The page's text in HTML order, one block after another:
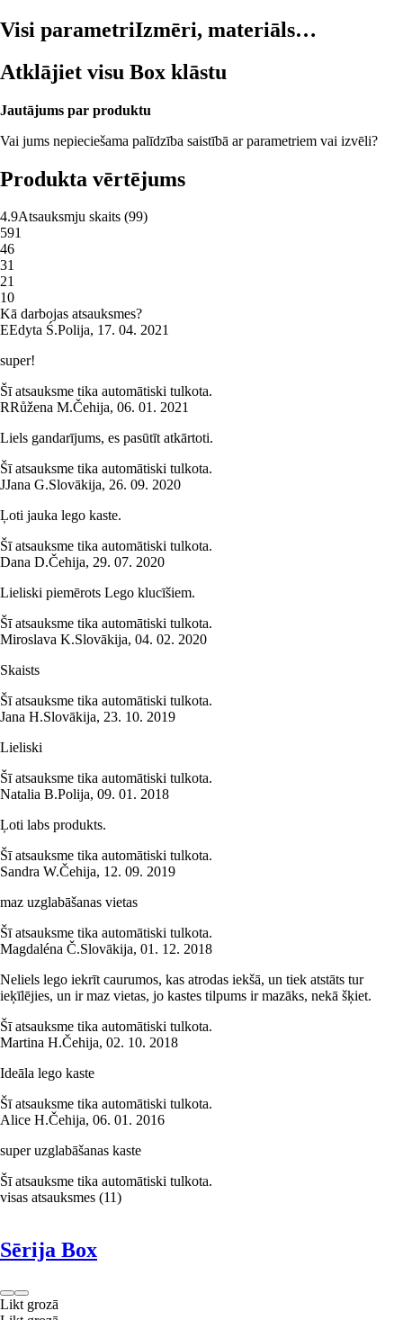
Visi parametriIzmēri, materiāls…
Atklājiet visu Box klāstu
Jautājums par produktu
Vai jums nepieciešama palīdzība saistībā ar parametriem vai izvēli?
Produkta vērtējums
4.9Atsauksmju skaits (99)
591
46
31
21
10
Kā darbojas atsauksmes?
EEdyta Ś.Polija, 17. 04. 2021
super!
Šī atsauksme tika automātiski tulkota.
RRůžena M.Čehija, 06. 01. 2021
Liels gandarījums, es pasūtīt atkārtoti.
Šī atsauksme tika automātiski tulkota.
JJana G.Slovākija, 26. 09. 2020
Ļoti jauka lego kaste.
Šī atsauksme tika automātiski tulkota.
Dana D.Čehija, 29. 07. 2020
Lieliski piemērots Lego klucīšiem.
Šī atsauksme tika automātiski tulkota.
Miroslava K.Slovākija, 04. 02. 2020
Skaists
Šī atsauksme tika automātiski tulkota.
Jana H.Slovākija, 23. 10. 2019
Lieliski
Šī atsauksme tika automātiski tulkota.
Natalia B.Polija, 09. 01. 2018
Ļoti labs produkts.
Šī atsauksme tika automātiski tulkota.
Sandra W.Čehija, 12. 09. 2019
maz uzglabāšanas vietas
Šī atsauksme tika automātiski tulkota.
Magdaléna Č.Slovākija, 01. 12. 2018
Neliels lego iekrīt caurumos, kas atrodas iekšā, un tiek atstāts tur
ieķīlējies, un ir maz vietas, jo kastes tilpums ir mazāks, nekā šķiet.
Šī atsauksme tika automātiski tulkota.
Martina H.Čehija, 02. 10. 2018
Ideāla lego kaste
Šī atsauksme tika automātiski tulkota.
Alice H.Čehija, 06. 01. 2016
super uzglabāšanas kaste
Šī atsauksme tika automātiski tulkota.
visas atsauksmes (11)
Sērija Box
Likt grozā